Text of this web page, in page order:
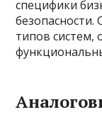
специфики
безопасности.
типов систем,